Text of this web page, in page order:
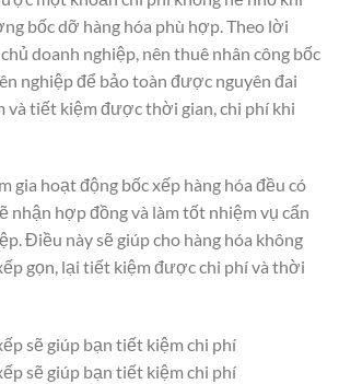
bốc dỡ hàng hóa phù hợp. Theo lời
doanh nghiệp, nên thuê nhân công bốc
nghiệp để bảo toàn được nguyên đai
và tiết kiệm được thời gian, chi phí khi
gia hoạt động bốc xếp hàng hóa đều có
nhận hợp đồng và làm tốt nhiệm vụ cẩn
Điều này sẽ giúp cho hàng hóa không
gọn, lại tiết kiệm được chi phí và thời
sẽ giúp bạn tiết kiệm chi phí
sẽ giúp bạn tiết kiệm chi phí